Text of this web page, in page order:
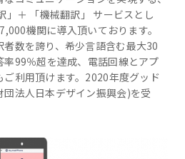
」＋ 「機械翻訳」 サービスとし
機関に導入頂いております。
数を誇り、希少言語含む最大30
99％超を達成、電話回線とアプ
ご利用頂けます。2020年度グッド
法人日本デザイン振興会)を受